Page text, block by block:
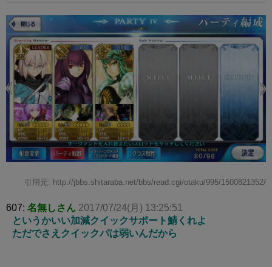
引用元: http://jbbs.shitaraba.net/bbs/read.cgi/otaku/995/1500821352/
607: 名無しさん 2017/07/24(月) 13:25:51
というかいい加減クイックサポート鯖くれよ
ただでさえクイックパは弱いんだから